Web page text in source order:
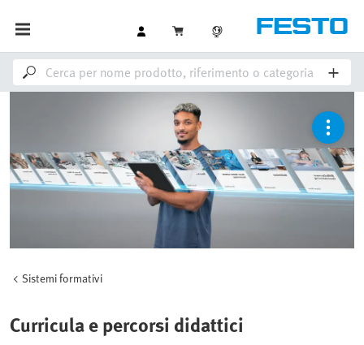
Sistemi formativi
Curricula e percorsi didattici